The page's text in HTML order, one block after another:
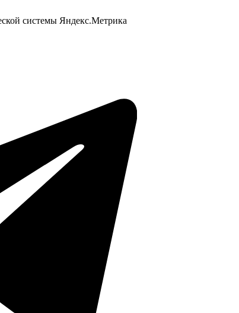
системы Яндекс.Метрика